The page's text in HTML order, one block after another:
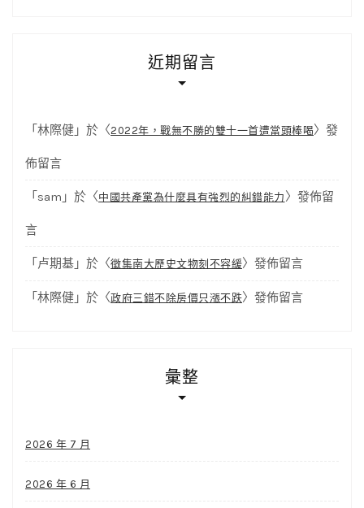
近期留言
「 林際健 」於〈2022年，戰無不勝的雙十一首遭當頭棒喝〉發
佈留言
「 sam 」於〈中國共產黨為什麼具有強烈的糾錯能力 〉發佈留
言
「 卢期基 」於〈徵集南大歷史文物刻不容緩〉發佈留言
「 林際健 」於〈政府三錯不除房價只漲不跌〉發佈留言
彙整
2026 年 7 月
2026 年 6 月